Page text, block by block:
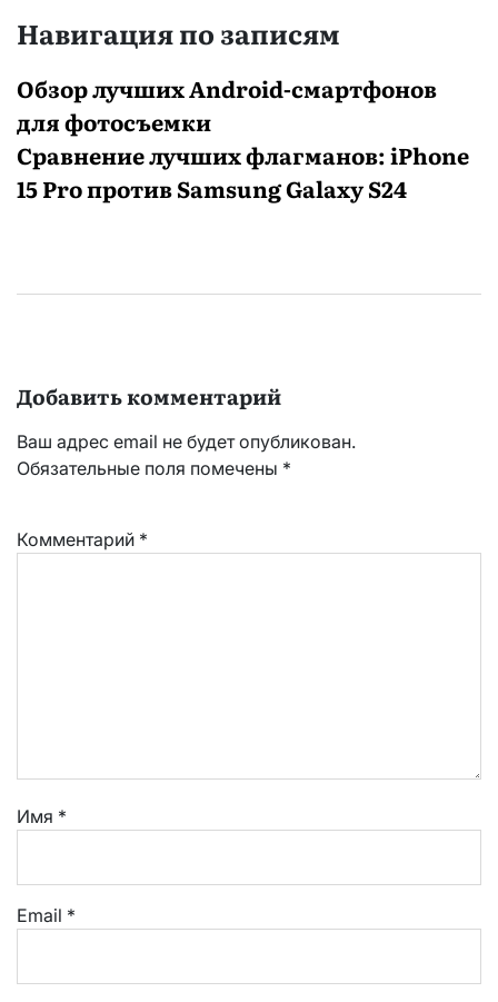
Навигация по записям
Обзор лучших Android-смартфонов
для фотосъемки
Сравнение лучших флагманов: iPhone
15 Pro против Samsung Galaxy S24
Добавить комментарий
Ваш адрес email не будет опубликован.
Обязательные поля помечены *
Комментарий *
Имя *
Email *